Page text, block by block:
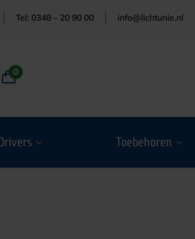
Tel: 0348 – 20 90 00 info@lichtunie.nl
0
Toebehoren